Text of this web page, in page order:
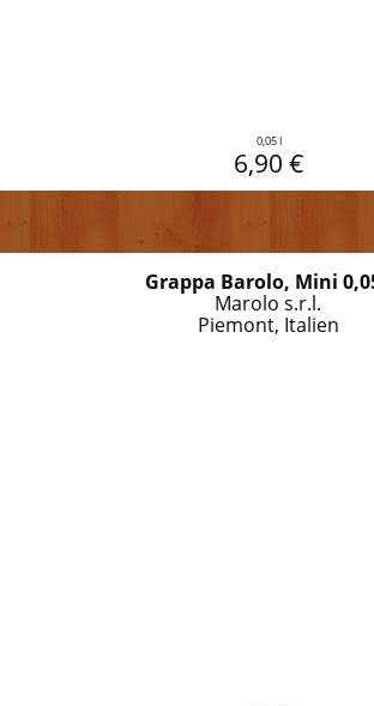
0,05 l
6,90 €
Grappa Barolo, Mini
Marolo s.r.l.
Piemont, Italien